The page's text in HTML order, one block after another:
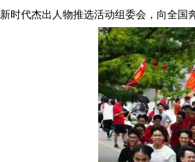
新时代杰出人物推选活动组委会，向全国